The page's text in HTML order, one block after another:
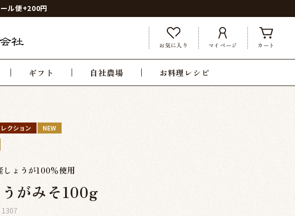
ル便+200円
お気に入り マイページ カート
ギフト 自社農場 お料理レシピ
クション
NEW
しょうが100％使用
がみそ100g
1307